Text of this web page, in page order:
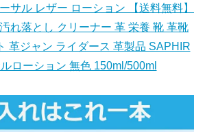
サル レザー ローション 【送料無料】
れ落とし クリーナー 革 栄養 靴 革靴
革ジャン ライダース 革製品 SAPHIR
ローション 無色 150ml/500ml